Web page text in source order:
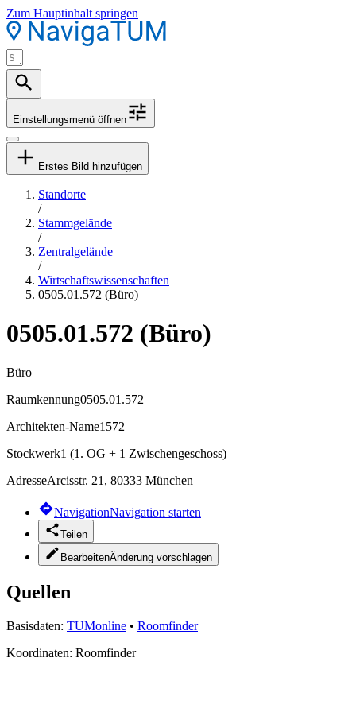
Zum Hauptinhalt springen
Einstellungsmenü öffnen
Erstes Bild hinzufügen
Standorte
/
Stammgelände
/
Zentralgelände
/
Wirtschaftswissenschaften
0505.01.572 (Büro)
0505.01.572 (Büro)
Büro
Raumkennung0505.01.572
Architekten-Name1572
Stockwerk1 (1. OG + 1 Zwischengeschoss)
AdresseArcisstr. 21, 80333 München
NavigationNavigation starten
Teilen
BearbeitenÄnderung vorschlagen
Quellen
Basisdaten: TUMonline • Roomfinder
Koordinaten: Roomfinder